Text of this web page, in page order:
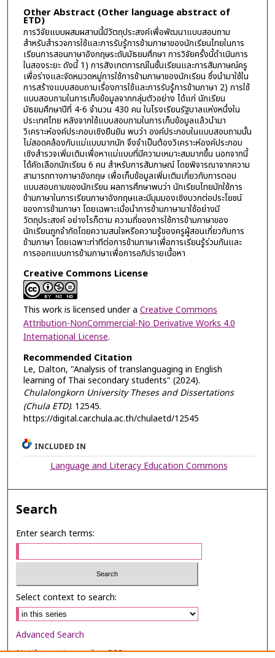
Other Abstract (Other language abstract of
ETD)
การวิจัยแบบผสมผสานนี้มีวัตถุประสงค์เพื่อพัฒนาแบบสอบถาม
สำหรับสำรวจการใช้และการรับรู้การข้ามภาษาของนักเรียนไทยในการ
เรียนการสอนภาษาอังกฤษระดับมัธยมศึกษา การวิจัยครั้งนี้ดำเนินการ
ในสองระยะ ดังนี้ 1) การสังเกตการณ์ในชั้นเรียนและการสัมภาษณ์ครู
เพื่อร่างและจัดหมวดหมู่การใช้การข้ามภาษาของนักเรียน ซึ่งนำมาใช้ใน
การสร้างแบบสอบถามเรื่องการใช้และการรับรู้การข้ามภาษา 2) การใช้
แบบสอบถามในการเก็บข้อมูลจากกลุ่มตัวอย่าง ได้แก่ นักเรียน
มัธยมศึกษาปีที่ 4-6 จำนวน 430 คน ในโรงเรียนรัฐบาลแห่งหนึ่งใน
ประเทศไทย หลังจากใช้แบบสอบถามในการเก็บข้อมูลแล้วนำมา
วิเคราะห์องค์ประกอบเชิงยืนยัน พบว่า องค์ประกอบในแบบสอบถามนั้น
ไม่สอดคล้องกับแม่แบบมากนัก จึงจำเป็นต้องวิเคราะห์องค์ประกอบ
เชิงสำรวจเพิ่มเติมเพื่อหาแม่แบบที่มีความเหมาะสมมากขึ้น นอกจากนี้
ได้คัดเลือกนักเรียน 6 คน สำหรับการสัมภาษณ์ โดยพิจารณาจากความ
สามารถทางภาษาอังกฤษ เพื่อเก็บข้อมูลเพิ่มเติมเกี่ยวกับการตอบ
แบบสอบถามของนักเรียน ผลการศึกษาพบว่า นักเรียนไทยมักใช้การ
ข้ามภาษาในการเรียนภาษาอังกฤษและมีมุมมองเชิงบวกต่อประโยชน์
ของการข้ามภาษา โดยเฉพาะเมื่อนำการข้ามภาษามาใช้อย่างมี
วัตถุประสงค์ อย่างไรก็ตาม ความถี่ของการใช้การข้ามภาษาของ
นักเรียนถูกจำกัดโดยความสนใจหรือความรู้ของครูผู้สอนเกี่ยวกับการ
ข้ามภาษา โดยเฉพาะท่าทีต่อการข้ามภาษาเพื่อการเรียนรู้ร่วมกันและ
การออกแบบการข้ามภาษาเพื่อการอภิปรายเนื้อหา
Creative Commons License
This work is licensed under a Creative Commons
Attribution-NonCommercial-No Derivative Works 4.0
International License.
Recommended Citation
Le, Dalton, "Analysis of translanguaging in English
learning of Thai secondary students" (2024).
Chulalongkorn University Theses and Dissertations
(Chula ETD). 12545.
https://digital.car.chula.ac.th/chulaetd/12545
INCLUDED IN
Language and Literacy Education Commons
Search
Enter search terms:
Select context to search:
Advanced Search
Notify me via email orRSS